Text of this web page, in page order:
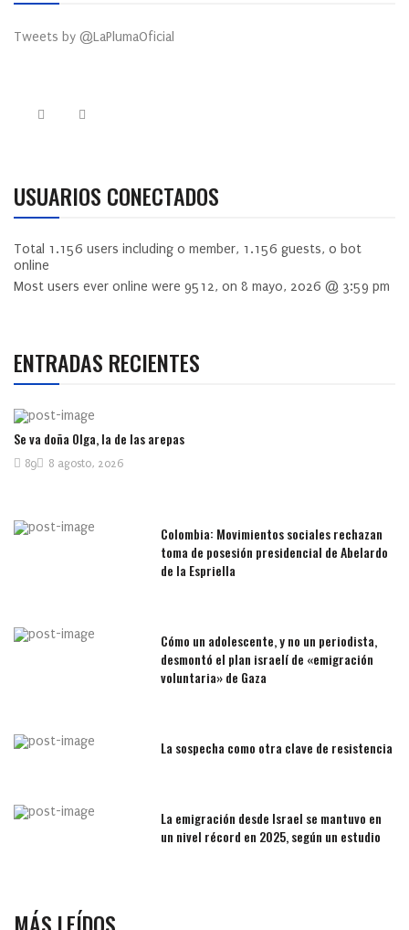
Tweets by @LaPlumaOficial
USUARIOS CONECTADOS
Total 1.156 users including 0 member, 1.156 guests, 0 bot
online
Most users ever online were 9512, on 8 mayo, 2026 @ 3:59 pm
ENTRADAS RECIENTES
Se va doña Olga, la de las arepas
8 agosto, 2026
89
Colombia: Movimientos sociales rechazan
toma de posesión presidencial de Abelardo
de la Espriella
Cómo un adolescente, y no un periodista,
desmontó el plan israelí de «emigración
voluntaria» de Gaza
La sospecha como otra clave de resistencia
La emigración desde Israel se mantuvo en
un nivel récord en 2025, según un estudio
MÁS LEÍDOS